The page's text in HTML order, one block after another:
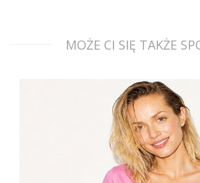
MOŻE CI SIĘ TAKŻE